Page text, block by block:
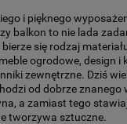
i pięknego
balkon to nie lada
się rodzaj
ogrodowe, design i
zewnętrzne. Dziś
od dobrze znanego
a zamiast tego
tworzywa sztuczne.